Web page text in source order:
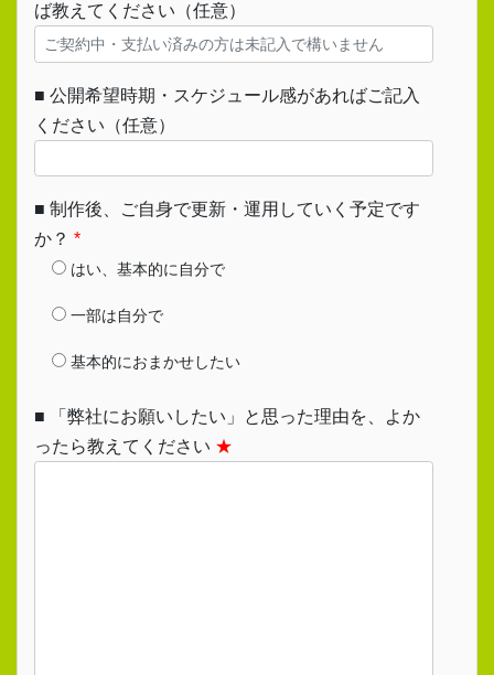
ば教えてください（任意）
■ 公開希望時期・スケジュール感があればご記入
ください（任意）
■ 制作後、ご自身で更新・運用していく予定です
か？ *
はい、基本的に自分で
一部は自分で
基本的におまかせしたい
■ 「弊社にお願いしたい」と思った理由を、よか
ったら教えてください ★